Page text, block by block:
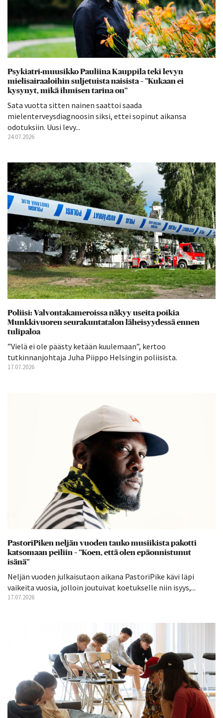
Psykiatri-muusikko Pauliina Kauppila teki levyn
mielisairaaloihin suljetuista naisista – ”Kukaan ei
kysynyt, mikä ihmisen tarina on”
Sata vuotta sitten nainen saattoi saada
mielenterveysdiagnoosin siksi, ettei sopinut aikansa
odotuksiin. Uusi levy...
24.07.2026
Poliisi: Valvontakameroissa näkyy useita poikia
Munkkivuoren seurakuntatalon läheisyydessä ennen
tulipaloa
”Vielä ei ole päästy ketään kuulemaan”, kertoo
tutkinnanjohtaja Juha Piippo Helsingin poliisista.
17.07.2026
PastoriPiken neljän vuoden tauko musiikista pakotti
katsomaan peiliin – ”Koen, että olen epäonnistunut
isänä”
Neljän vuoden julkaisutaon aikana PastoriPike kävi läpi
vaikeita vuosia, jolloin joutuivat koetukselle niin isyys,...
17.07.2026